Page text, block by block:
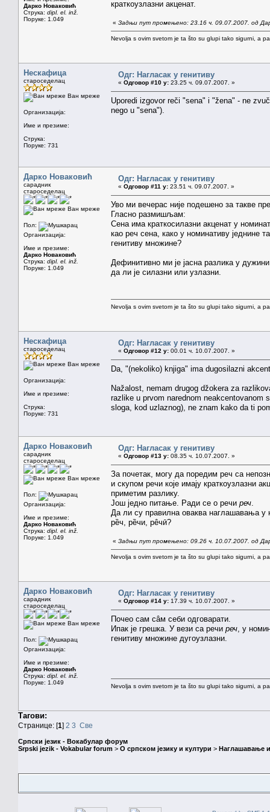
Дарко Новаковић
Струка: dipl. el. inž.
Поруке: 1.049
краткоузлазни акценат.
« Задњи пут промењено: 23.16 ч. 09.07.2007. од
Nevolja s ovim svetom je ta što su glupi tako sigurni, a
Нескафица
староседелац
Ван мреже
Организација:
Име и презиме:
Струка:
Поруке: 731
Одг: Нагласак у генитиву
« Одговор #10 у: 23.25 ч. 09.07.2007. »
Uporedi izgovor reči "sena" i "žena" - ne
nego u "sena").
Дарко Новаковић
сарадник
староседелац
Ван мреже
Пол:
Организација:
Име и презиме:
Дарко Новаковић
Струка: dipl. el. inž.
Поруке: 1.049
Одг: Нагласак у генитиву
« Одговор #11 у: 23.51 ч. 09.07.2007. »
Уво ми вечерас није подешено за такве
Гласно размишљам:
Сена има краткосилазни акценат у
као реч сена, како у номинативу једнине
генитиву множине?
Дефинитивно ми је јасна разлика у
да ли је силазни или узлазни.
Nevolja s ovim svetom je ta što su glupi tako sigurni, a
Нескафица
староседелац
Ван мреже
Организација:
Име и презиме:
Струка:
Поруке: 731
Одг: Нагласак у генитиву
« Одговор #12 у: 00.01 ч. 10.07.2007. »
Da, "(nekoliko) knjiga" ima dugosilazni
Nažalost, nemam drugog džokera za
razlike u prvom narednom neakcentovanom
sloga, kod uzlaznog), ne znam kako da ti
Дарко Новаковић
сарадник
староседелац
Ван мреже
Пол:
Организација:
Име и презиме:
Дарко Новаковић
Струка: dipl. el. inž.
Поруке: 1.049
Одг: Нагласак у генитиву
« Одговор #13 у: 08.35 ч. 10.07.2007. »
За почетак, могу да поредим реч са
и скупом речи које имају краткоузлазни
приметим разлику.
Још једно питање. Ради се о речи реч
Да ли су правилна оваква наглашавања у
рȅч, рȅчи, рêчӣ?
« Задњи пут промењено: 09.26 ч. 10.07.2007. од
Nevolja s ovim svetom je ta što su glupi tako sigurni, a
Дарко Новаковић
сарадник
староседелац
Ван мреже
Пол:
Организација:
Име и презиме:
Дарко Новаковић
Струка: dipl. el. inž.
Поруке: 1.049
Одг: Нагласак у генитиву
« Одговор #14 у: 17.39 ч. 10.07.2007. »
Почео сам сâм себи одговарати.
Ипак је грешка. У вези са речи реч , у
генитиву множине дугоузлазни.
Nevolja s ovim svetom je ta što su glupi tako sigurni, a
Тагови:
Странице: [1] 2 3 Све
Српски језик - Вокабулар форум
Srpski jezik - Vokabular forum > О српском језику и култури > Наглашавање